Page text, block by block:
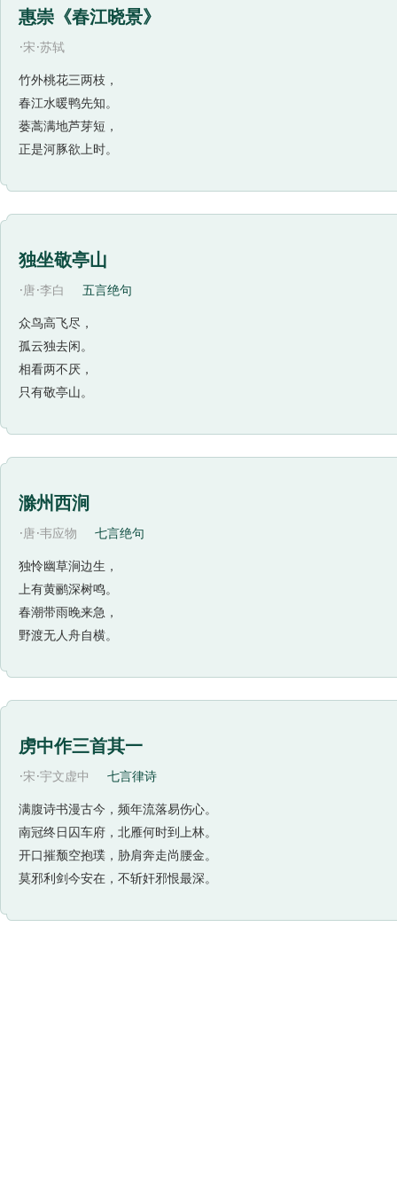
惠崇《春江晓景》
·宋·苏轼
竹外桃花三两枝，
春江水暖鸭先知。
蒌蒿满地芦芽短，
正是河豚欲上时。
独坐敬亭山
·唐·李白 五言绝句
众鸟高飞尽，
孤云独去闲。
相看两不厌，
只有敬亭山。
滁州西涧
·唐·韦应物 七言绝句
独怜幽草涧边生，
上有黄鹂深树鸣。
春潮带雨晚来急，
野渡无人舟自横。
虏中作三首其一
·宋·宇文虚中 七言律诗
满腹诗书漫古今，频年流落易伤心。
南冠终日囚车府，北雁何时到上林。
开口摧颓空抱璞，胁肩奔走尚腰金。
莫邪利剑今安在，不斩奸邪恨最深。